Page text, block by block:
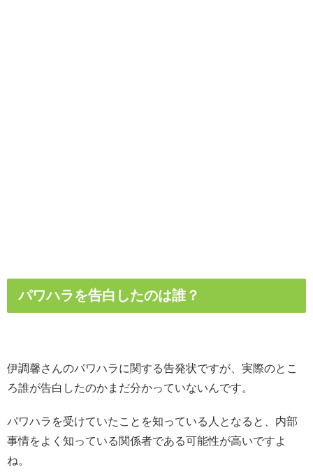
パワハラを告白したのは誰？
伊調馨さんのパワハラに関する告発状ですが、実際のとこ
ろ誰が告白したのかまだ分かっていないんです。
パワハラを受けていたことを知っている人となると、内部
事情をよく知っている関係者である可能性が高いですよ
ね。